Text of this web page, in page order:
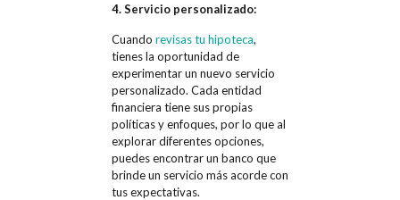
4. Servicio personalizado:
Cuando revisas tu hipoteca,
tienes la oportunidad de
experimentar un nuevo servicio
personalizado. Cada entidad
financiera tiene sus propias
políticas y enfoques, por lo que al
explorar diferentes opciones,
puedes encontrar un banco que
brinde un servicio más acorde con
tus expectativas.